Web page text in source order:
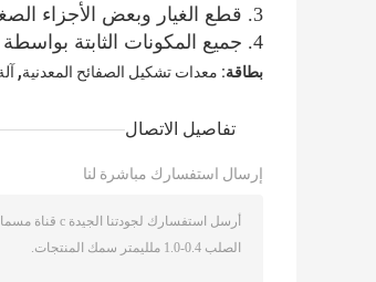
3. قطع الغيار وبعض الأجزاء الصغيرة معبأة في صندوق الأدوات البلاستيكية.
4. جميع المكونات الثابتة بواسطة أسلاك الفولاذ مع حاوية.
بطاقة: معدات تشكيل الصفائح المعدنية,
تفاصيل الاتصال
إرسال استفسارك مباشرة لنا